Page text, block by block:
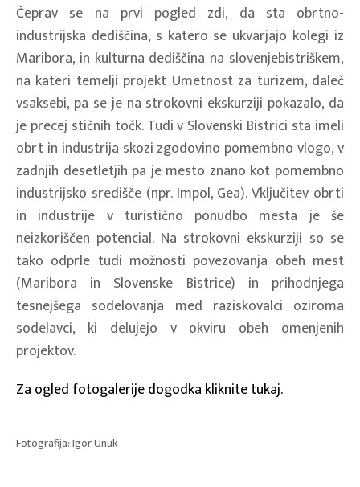
Čeprav se na prvi pogled zdi, da sta obrtno-
industrijska dediščina, s katero se ukvarjajo kolegi iz
Maribora, in kulturna dediščina na slovenjebistriškem,
na kateri temelji projekt Umetnost za turizem, daleč
vsaksebi, pa se je na strokovni ekskurziji pokazalo, da
je precej stičnih točk. Tudi v Slovenski Bistrici sta imeli
obrt in industrija skozi zgodovino pomembno vlogo, v
zadnjih desetletjih pa je mesto znano kot pomembno
industrijsko središče (npr. Impol, Gea). Vključitev obrti
in industrije v turistično ponudbo mesta je še
neizkoriščen potencial. Na strokovni ekskurziji so se
tako odprle tudi možnosti povezovanja obeh mest
(Maribora in Slovenske Bistrice) in prihodnjega
tesnejšega sodelovanja med raziskovalci oziroma
sodelavci, ki delujejo v okviru obeh omenjenih
projektov.
Za ogled fotogalerije dogodka kliknite tukaj.
Fotografija: Igor Unuk